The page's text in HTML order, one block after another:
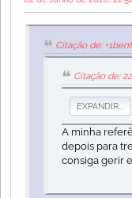
Citação de:
Citação de:
EXPANDIR...
A minha
depois para
consiga gerir